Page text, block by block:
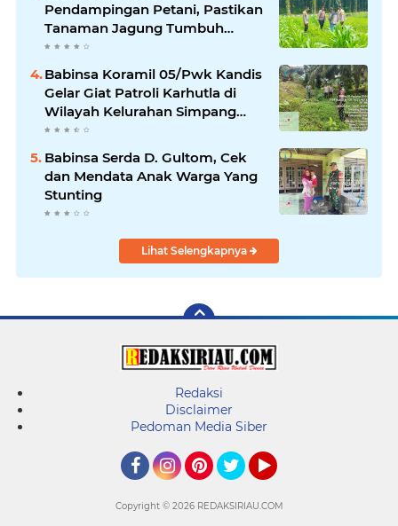
Pendampingan Petani, Pastikan
Tanaman Jagung Tumbuh
Optimal Dukung Swasembada
Pangan Nasional
Babinsa Koramil 05/Pwk Kandis
Gelar Giat Patroli Karhutla di
Wilayah Kelurahan Simpang
Belutu
Babinsa Serda D. Gultom, Cek
dan Mendata Anak Warga Yang
Stunting
Lihat Selengkapnya
Redaksi
Disclaimer
Pedoman Media Siber
Copyright © 2026 REDAKSIRIAU.COM